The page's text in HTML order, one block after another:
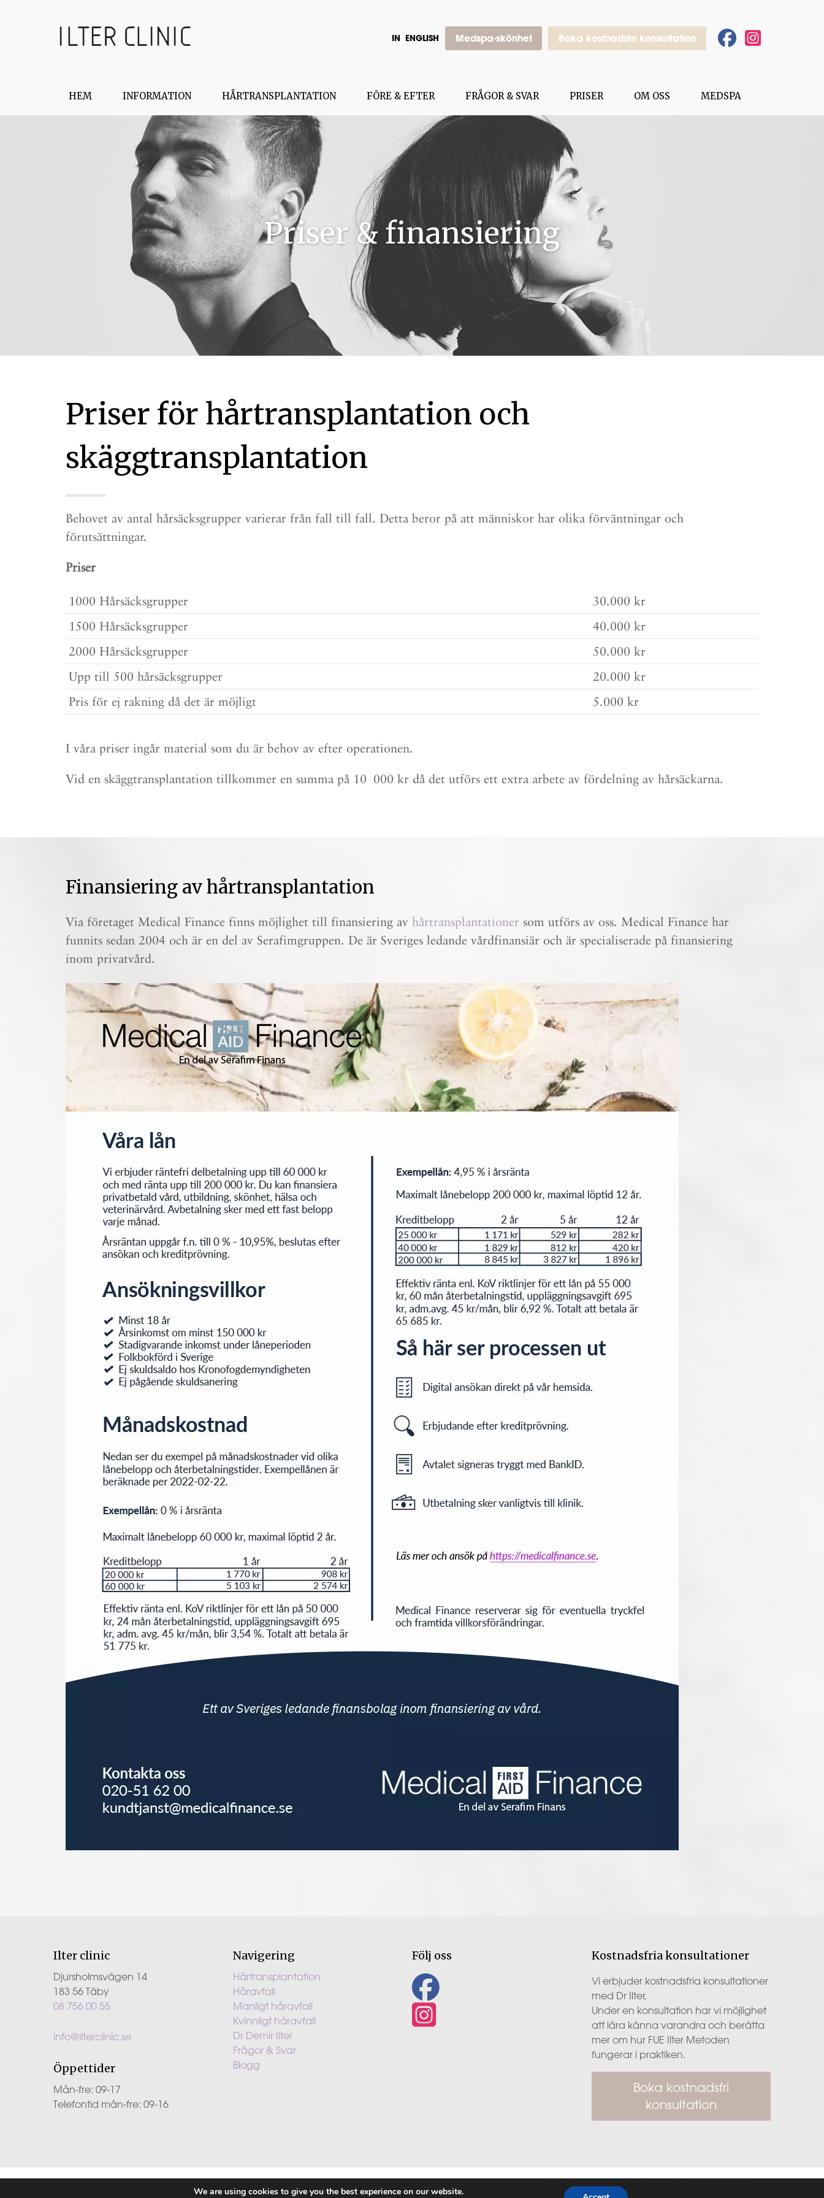
IN ENGLISH Medspa-skönhet Boka kostnadsfri konsultation
HEM INFORMATION HÅRTRANSPLANTATION FÖRE & EFTER FRÅGOR & SVAR PRISER OM OSS MEDSPA
Priser & finansiering
Priser för hårtransplantation och
skäggtransplantation
Behovet av antal hårsäcksgrupper varierar från fall till fall. Detta beror på att människor har olika förväntningar och
förutsättningar.
Priser
1000 Hårsäcksgrupper
30.000 kr
1500 Hårsäcksgrupper
40.000 kr
2000 Hårsäcksgrupper
50.000 kr
Upp till 500 hårsäcksgrupper
20.000 kr
Pris för ej rakning då det är möjligt
5.000 kr
I våra priser ingår material som du är behov av efter operationen.
Vid en skäggtransplantation tillkommer en summa på 10 000 kr då det utförs ett extra arbete av fördelning av hårsäckarna.
Finansiering av hårtransplantation
Via företaget Medical Finance finns möjlighet till finansiering av hårtransplantationer som utförs av oss. Medical Finance har
funnits sedan 2004 och är en del av Serafimgruppen. De är Sveriges ledande vårdfinansiär och är specialiserade på finansiering
inom privatvård.
Ilter clinic
Djursholmsvägen 14
183 56 Täby
08 756 00 55
info@ilterclinic.se
Öppettider
Mån-fre: 09-17
Telefontid mån-fre: 09-16
Navigering
Hårtransplantation
Håravfall
Manligt håravfall
Kvinnligt håravfall
Dr Demir Ilter
Frågor & Svar
Blogg
Följ oss Kostnadsfria konsultationer
Vi erbjuder kostnadsfria konsultationer
med Dr Ilter,
Under en konsultation har vi möjlighet
att lära känna varandra och berätta
mer om hur FUE Ilter Metoden
fungerar i praktiken.
Boka kostnadsfri
konsultation
COPYRIGHT ILTER CLINIC AB - STOCKHOLM 2022 ILTER CLINIC ÄR MEDLEM i
We are using cookies to give you the best experience on our website.